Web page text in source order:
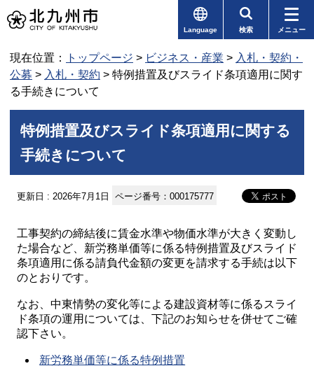
Language 検索 メニュー
現在位置： トップページ > ビジネス・産業 > 入札・契約・
公募 > 入札・契約 > 特例措置及びスライド条項適用に関す
る手続きについて
特例措置及びスライド条項適用に関する
手続きについて
更新日 : 2026年7月1日 ページ番号：000175777
工事契約の締結後に賃金水準や物価水準が大きく変動し
た場合など、新労務単価等に係る特例措置及びスライド
条項適用に係る請負代金額の変更を請求する手続は以下
のとおりです。
なお、中東情勢の変化等による建設資材等に係るスライ
ド条項の運用については、下記のお知らせを併せてご確
認下さい。
新労務単価等に係る特例措置